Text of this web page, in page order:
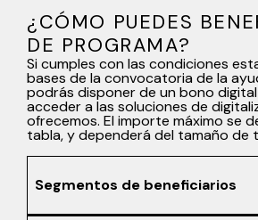
¿CÓMO PUEDES
DE PROGRAMA?
Si cumples con las condiciones
bases de la convocatoria de la
podrás disponer de un bono
acceder a las soluciones de
ofrecemos. El importe máximo se
tabla, y dependerá del tamaño de
Segmentos de beneficiarios